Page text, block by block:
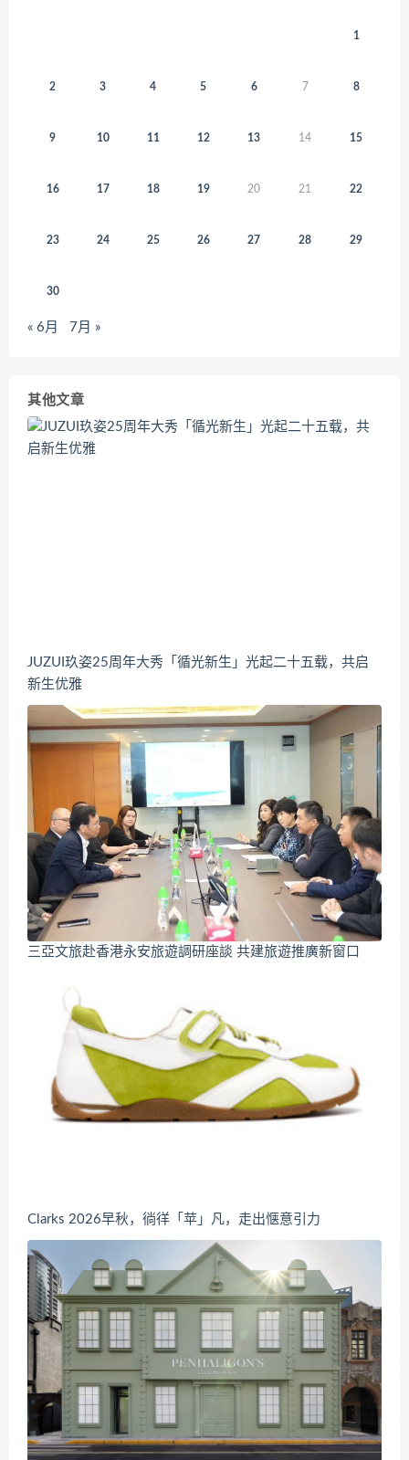
1
2 3 4 5 6 7 8
9 10 11 12 13 14 15
16 17 18 19 20 21 22
23 24 25 26 27 28 29
30
« 6月 7月 »
其他文章
JUZUI玖姿25周年大秀「循光新生」光起二十五载，共启
新生优雅
三亞文旅赴香港永安旅遊調研座談 共建旅遊推廣新窗口
Clarks 2026早秋，徜徉「苹」凡，走出惬意引力